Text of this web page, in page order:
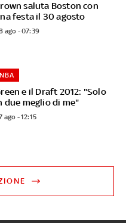
saluta Boston con
festa il 30 agosto
ago - 07:39
e il Draft 2012: "Solo
due meglio di me"
NBA
ago - 12:15